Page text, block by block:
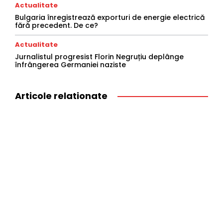
Actualitate
Bulgaria înregistrează exporturi de energie electrică
fără precedent. De ce?
Actualitate
Jurnalistul progresist Florin Negruțiu deplânge
înfrângerea Germaniei naziste
Articole relationate